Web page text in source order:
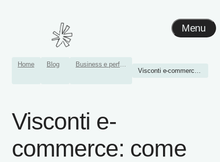
Menu
Home Blog
Business e performance
Visconti e-commerce: come ...
Visconti e-
commerce: come